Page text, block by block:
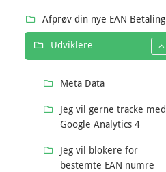
Afprøv din nye EAN Betaling
Udviklere
Meta Data
Jeg vil gerne tracke med
Google Analytics 4
Jeg vil blokere for
bestemte EAN numre